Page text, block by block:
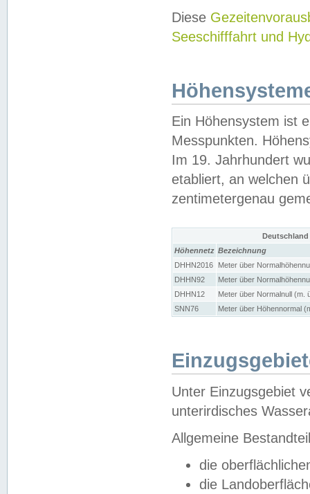
Diese
Seeschifffahrt und
Ein Höhensystem ist
Messpunkten.
Im 19. Jahrhundert
etabliert, an welchen
zentimetergenau
Höhennetz Bezeichnung
DHHN2016
Meter über
DHHN92
Meter über
DHHN12
Meter über Normalnull (m.
SNN76
Meter über Höhennormal
Unter Einzugsgebiet
unterirdisches
Allgemeine
die
die